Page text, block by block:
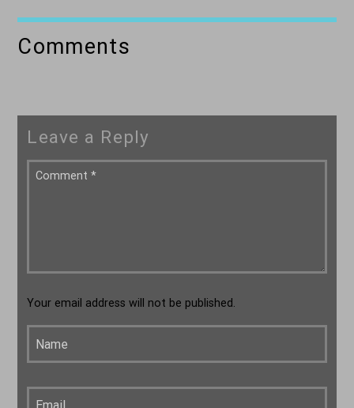
Comments
Leave a Reply
Your email address will not be published.